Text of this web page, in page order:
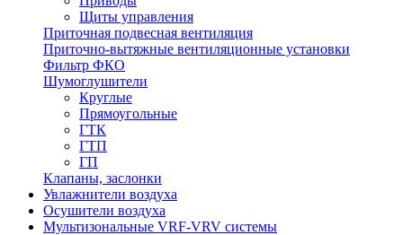
Щиты управления
Приточная подвесная вентиляция
Приточно-вытяжные вентиляционные установки
Фильтр ФКО
Шумоглушители
Круглые
Прямоугольные
ГТК
ГТП
ГП
Клапаны, заслонки
Увлажнители воздуха
Осушители воздуха
Мультизональные VRF-VRV системы